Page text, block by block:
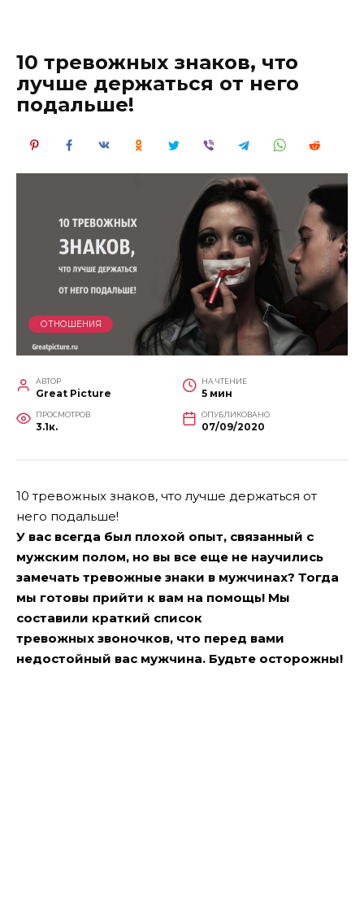
10 тревожных знаков, что
лучше держаться от него
подальше!
ОТНОШЕНИЯ
АВТОР
Great Picture
НА ЧТЕНИЕ
5 мин
ПРОСМОТРОВ
3.1к.
ОПУБЛИКОВАНО
07/09/2020
10 тревожных знаков, что лучше держаться от
него подальше!
У вас всегда был плохой опыт, связанный с
мужским полом, но вы все еще не научились
замечать тревожные знаки в мужчинах? Тогда
мы готовы прийти к вам на помощь! Мы
составили краткий список
тревожных звоночков, что перед вами
недостойный вас мужчина. Будьте осторожны!